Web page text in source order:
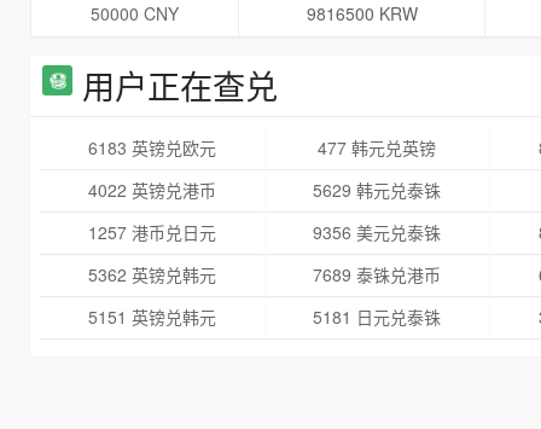
50000 CNY
9816500 KRW
用户正在查兑
6183 英镑兑欧元 477 韩元兑英镑
4022 英镑兑港币
5629 韩元兑泰铢
1257 港币兑日元
9356 美元兑泰铢
5362 英镑兑韩元
7689 泰铢兑港币
5151 英镑兑韩元
5181 日元兑泰铢